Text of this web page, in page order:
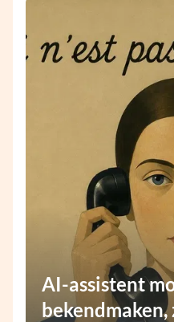
AI-assistent
bekendmaken,